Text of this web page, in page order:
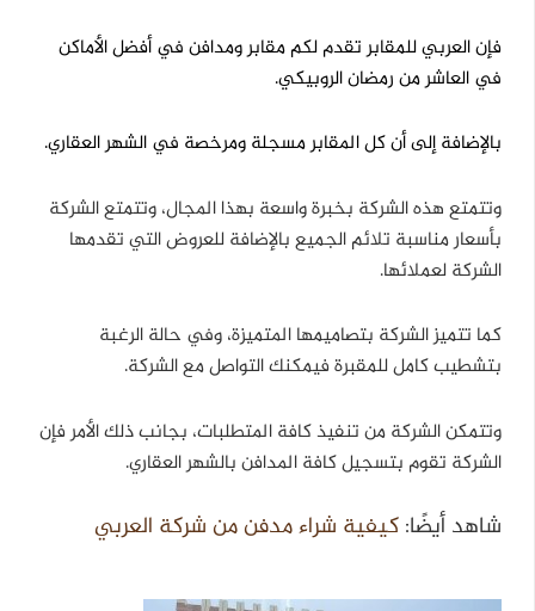
فإن العربي للمقابر تقدم لكم مقابر ومدافن في أفضل الأماكن
في العاشر من رمضان الروبيكي.
بالإضافة إلى أن كل المقابر مسجلة ومرخصة في الشهر العقاري.
وتتمتع هذه الشركة بخبرة واسعة بهذا المجال، وتتمتع الشركة
بأسعار مناسبة تلائم الجميع بالإضافة للعروض التي تقدمها
الشركة لعملائها.
كما تتميز الشركة بتصاميمها المتميزة، وفي حالة الرغبة
بتشطيب كامل للمقبرة فيمكنك التواصل مع الشركة.
وتتمكن الشركة من تنفيذ كافة المتطلبات، بجانب ذلك الأمر فإن
الشركة تقوم بتسجيل كافة المدافن بالشهر العقاري.
شاهد أيضًا:كيفية شراء مدفن من شركة العربي